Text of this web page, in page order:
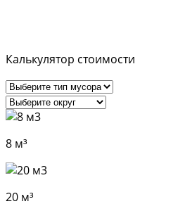
Калькулятор стоимости
8 м³
20 м³